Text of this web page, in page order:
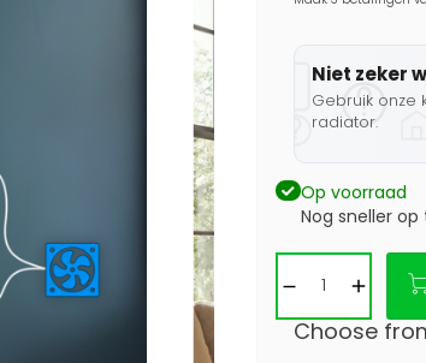
Niet zeker
Gebruik onze
radiator.
Op voorraad
Nog sneller
Choose